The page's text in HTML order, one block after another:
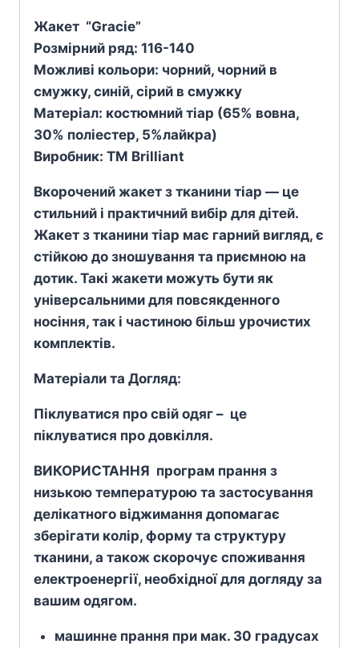
Жакет “Gracie”
Розмірний ряд: 116-140
Можливі кольори: чорний, чорний в
смужку, синій, сірий в смужку
Матеріал: костюмний тіар (65% вовна,
30% поліестер, 5%лайкра)
Виробник: TM Brilliant
Вкорочений жакет з тканини тіар — це
стильний і практичний вибір для дітей.
Жакет з тканини тіар має гарний вигляд, є
стійкою до зношування та приємною на
дотик. Такі жакети можуть бути як
універсальними для повсякденного
носіння, так і частиною більш урочистих
комплектів.
Матеріали та Догляд:
Піклуватися про свій одяг – це
піклуватися про довкілля.
ВИКОРИСТАННЯ програм прання з
низькою температурою та застосування
делікатного віджимання допомагає
зберігати колір, форму та структуру
тканини, а також скорочує споживання
електроенергії, необхідної для догляду за
вашим одягом.
машинне прання при мак. 30 градусах